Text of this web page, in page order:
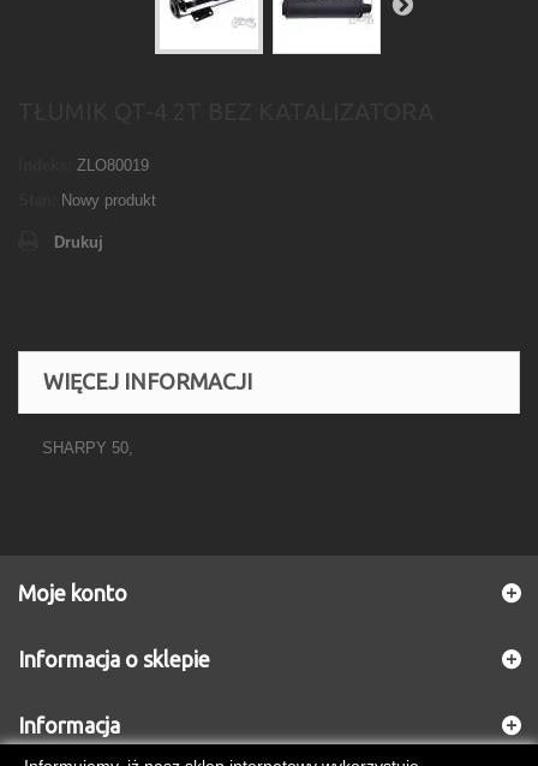
ZLO80019
Nowy produkt
Drukuj
WIĘCEJ INFORMACJI
SHARPY 50,
Moje konto
Informacja o sklepie
Informacja